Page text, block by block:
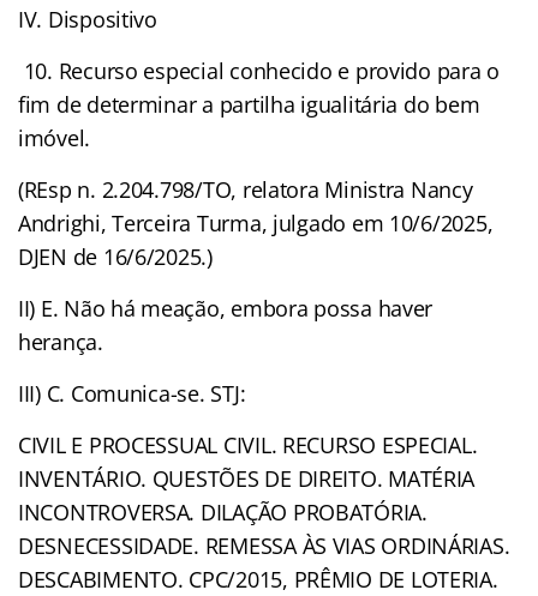
IV. Dispositivo
10. Recurso especial conhecido e provido para o
fim de determinar a partilha igualitária do bem
imóvel.
(REsp n. 2.204.798/TO, relatora Ministra Nancy
Andrighi, Terceira Turma, julgado em 10/6/2025,
DJEN de 16/6/2025.)
II) E. Não há meação, embora possa haver
herança.
III) C. Comunica-se. STJ:
CIVIL E PROCESSUAL CIVIL. RECURSO ESPECIAL.
INVENTÁRIO. QUESTÕES DE DIREITO. MATÉRIA
INCONTROVERSA. DILAÇÃO PROBATÓRIA.
DESNECESSIDADE. REMESSA ÀS VIAS ORDINÁRIAS.
DESCABIMENTO. CPC/2015, PRÊMIO DE LOTERIA.